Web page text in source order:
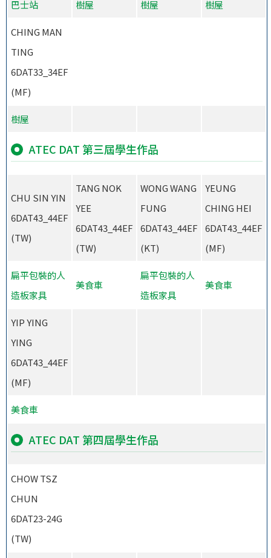
巴士站 樹屋 樹屋 樹屋
CHING MAN
TING
6DAT33_34EF
(MF)
樹屋
ATEC DAT 第三屆學生作品
CHU SIN YIN
6DAT43_44EF
(TW)
TANG NOK
YEE
6DAT43_44EF
(TW)
WONG WANG
FUNG
6DAT43_44EF
(KT)
YEUNG
CHING HEI
6DAT43_44EF
(MF)
扁平包裝的人
造板家具
美食車
扁平包裝的人
造板家具
美食車
YIP YING
YING
6DAT43_44EF
(MF)
美食車
ATEC DAT 第四屆學生作品
CHOW TSZ
CHUN
6DAT23-24G
(TW)